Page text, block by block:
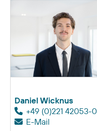
Daniel Wicknus
+49 (0)221 42053-0
E-Mail